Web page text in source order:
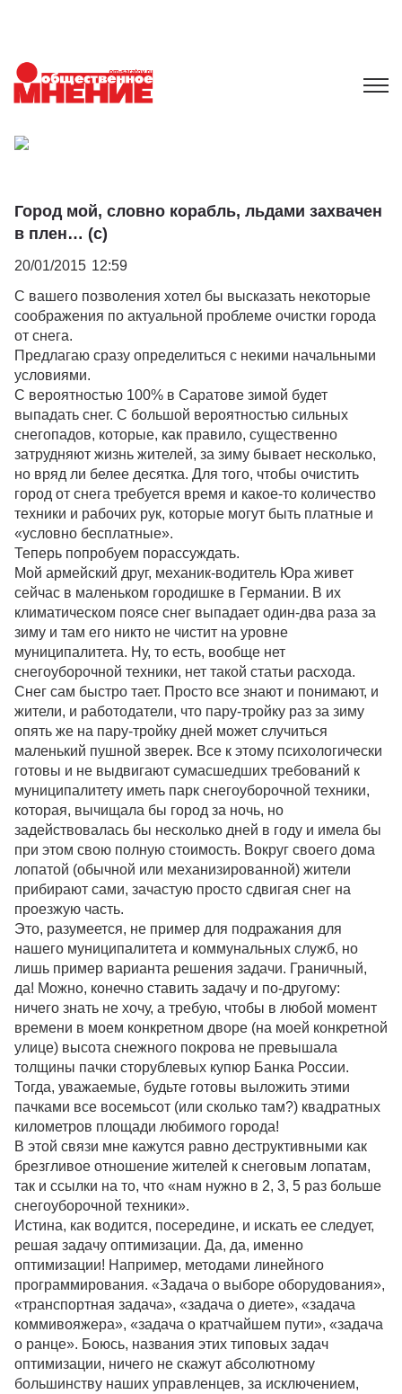
Город мой, словно корабль, льдами захвачен
в плен… (с)
20/01/2015 12:59
С вашего позволения хотел бы высказать некоторые
соображения по актуальной проблеме очистки города
от снега.
Предлагаю сразу определиться с некими начальными
условиями.
С вероятностью 100% в Саратове зимой будет
выпадать снег. С большой вероятностью сильных
снегопадов, которые, как правило, существенно
затрудняют жизнь жителей, за зиму бывает несколько,
но вряд ли белее десятка. Для того, чтобы очистить
город от снега требуется время и какое-то количество
техники и рабочих рук, которые могут быть платные и
«условно бесплатные».
Теперь попробуем порассуждать.
Мой армейский друг, механик-водитель Юра живет
сейчас в маленьком городишке в Германии. В их
климатическом поясе снег выпадает один-два раза за
зиму и там его никто не чистит на уровне
муниципалитета. Ну, то есть, вообще нет
снегоуборочной техники, нет такой статьи расхода.
Снег сам быстро тает. Просто все знают и понимают, и
жители, и работодатели, что пару-тройку раз за зиму
опять же на пару-тройку дней может случиться
маленький пушной зверек. Все к этому психологически
готовы и не выдвигают сумасшедших требований к
муниципалитету иметь парк снегоуборочной техники,
которая, вычищала бы город за ночь, но
задействовалась бы несколько дней в году и имела бы
при этом свою полную стоимость. Вокруг своего дома
лопатой (обычной или механизированной) жители
прибирают сами, зачастую просто сдвигая снег на
проезжую часть.
Это, разумеется, не пример для подражания для
нашего муниципалитета и коммунальных служб, но
лишь пример варианта решения задачи. Граничный,
да! Можно, конечно ставить задачу и по-другому:
ничего знать не хочу, а требую, чтобы в любой момент
времени в моем конкретном дворе (на моей конкретной
улице) высота снежного покрова не превышала
толщины пачки сторублевых купюр Банка России.
Тогда, уважаемые, будьте готовы выложить этими
пачками все восемьсот (или сколько там?) квадратных
километров площади любимого города!
В этой связи мне кажутся равно деструктивными как
брезгливое отношение жителей к снеговым лопатам,
так и ссылки на то, что «нам нужно в 2, 3, 5 раз больше
снегоуборочной техники».
Истина, как водится, посередине, и искать ее следует,
решая задачу оптимизации. Да, да, именно
оптимизации! Например, методами линейного
программирования. «Задача о выборе оборудования»,
«транспортная задача», «задача о диете», «задача
коммивояжера», «задача о кратчайшем пути», «задача
о ранце». Боюсь, названия этих типовых задач
оптимизации, ничего не скажут абсолютному
большинству наших управленцев, за исключением,